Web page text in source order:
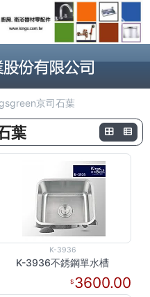
Next
京司石葉
葉
K-3936
K-3936不銹鋼單水槽
3600.00